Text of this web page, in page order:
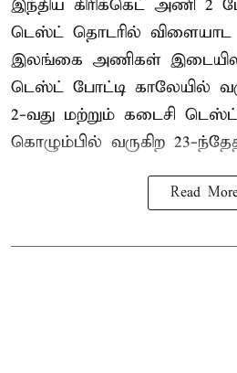
இந்திய கிரிக்கெட் அணி
டெஸ்ட் தொடரில் விளையாட
இலங்கை அணிகள்
டெஸ்ட் போட்டி காலேயில்
2-வது மற்றும் கடைசி
கொழும்பில் வருகிற 23-
Read